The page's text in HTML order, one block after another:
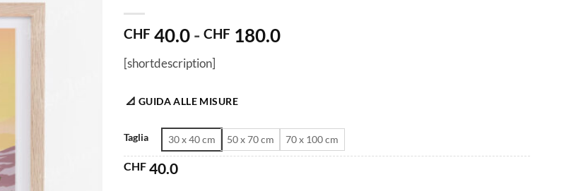
CHF 40.0- CHF 180.0Fascia
a
CHF 180.0
[shortdescription]
📐 GUIDA ALLE MISURE
Taglia 30 x 40 cm 50 x 70 cm 70 x 100 cm
CHF 40.0